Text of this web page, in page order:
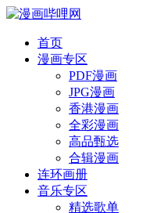
首页
漫画专区
PDF漫画
JPG漫画
香港漫画
全彩漫画
高品甄选
合辑漫画
连环画册
音乐专区
精选歌单